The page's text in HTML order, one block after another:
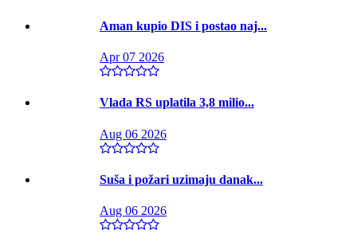
Aman kupio DIS i postao naj...
Apr 07 2026
Vlada RS uplatila 3,8 milio...
Aug 06 2026
Suša i požari uzimaju danak...
Aug 06 2026